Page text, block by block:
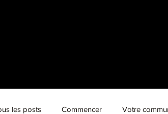
les posts Commencer Votre